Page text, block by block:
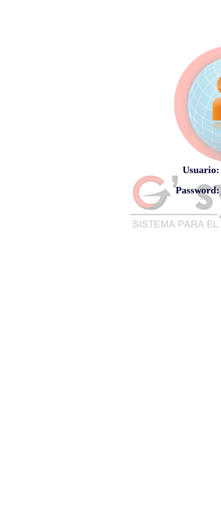
Usuario:
Password: